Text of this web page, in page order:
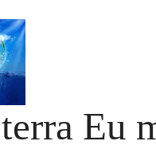
Eu